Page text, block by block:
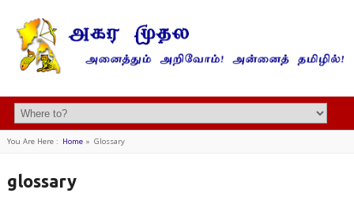
You Are Here : Home» Glossary
glossary